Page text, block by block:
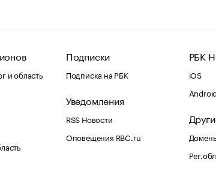
и область
Подписки
Подписка на РБК
Уведомления
RSS Новости
Оповещения RBC.ru
РБК
iOS